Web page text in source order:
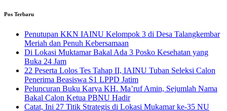
Pos Terbaru
Penutupan KKN IAINU Kelompok 3 di Desa Talangkembar
Meriah dan Penuh Kebersamaan
Di Lokasi Muktamar Bakal Ada 3 Posko Kesehatan yang
Buka 24 Jam
22 Peserta Lolos Tes Tahap II, IAINU Tuban Seleksi Calon
Penerima Beasiswa S1 LPPD Jatim
Peluncuran Buku Karya KH. Ma’ruf Amin, Sejumlah Nama
Bakal Calon Ketua PBNU Hadir
Catat, Ini 27 Titik Strategis di Lokasi Mukamar ke-35 NU